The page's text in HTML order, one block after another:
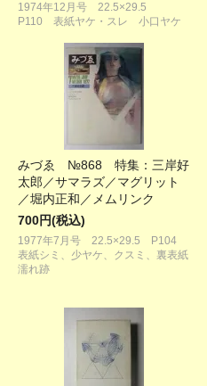
1974年12月号 22.5×29.5
P110 表紙ヤケ・スレ 小口ヤケ
みづゑ №868 特集：三岸好
太郎／サマラズ／マグリット
／堀内正和／メムリンク
700円(税込)
1977年7月号 22.5×29.5 P104
表紙シミ、少ヤケ、クスミ、裏表紙
濡れ跡